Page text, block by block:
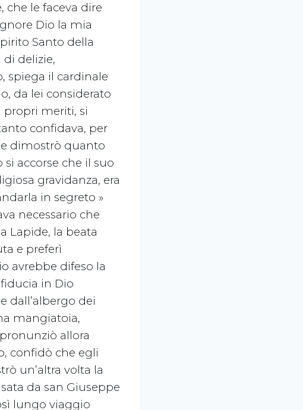
le faceva dire
Dio la mia
Santo della
di delizie,
spiega il cardinale
da lei considerato
propri meriti, si
confidava, per
dimostrò quanto
accorse che il suo
gravidanza, era
in segreto »
necessario che
Lapide, la beata
e preferì
avrebbe difeso la
in Dio
dall’albergo dei
mangiatoia,
allora
confidò che egli
un’altra volta la
da san Giuseppe
lungo viaggio